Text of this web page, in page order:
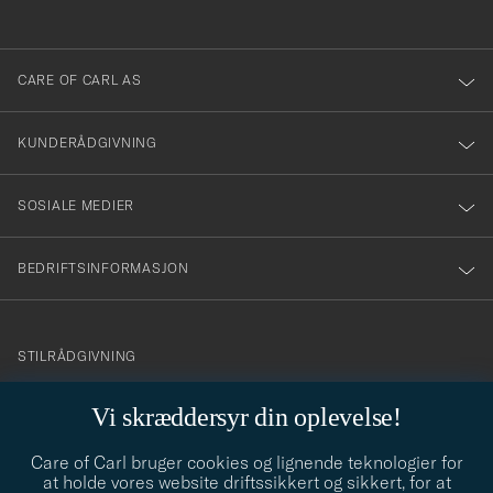
Vi skræddersyr din oplevelse!
Care of Carl bruger cookies og lignende teknologier for
at holde vores website driftssikkert og sikkert, for at
dig
till
vårt
nyhetsbrev!
CARE OF CARL AS
KUNDERÅDGIVNING
SOSIALE MEDIER
BEDRIFTSINFORMASJON
info@careofcarl.no
STILRÅDGIVNING
STILRÅDGIVNING